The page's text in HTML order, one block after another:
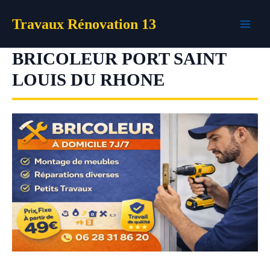
Travaux Rénovation 13
BRICOLEUR PORT SAINT
LOUIS DU RHONE